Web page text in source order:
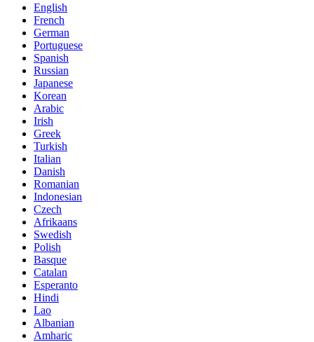
English
French
German
Portuguese
Spanish
Russian
Japanese
Korean
Arabic
Irish
Greek
Turkish
Italian
Danish
Romanian
Indonesian
Czech
Afrikaans
Swedish
Polish
Basque
Catalan
Esperanto
Hindi
Lao
Albanian
Amharic